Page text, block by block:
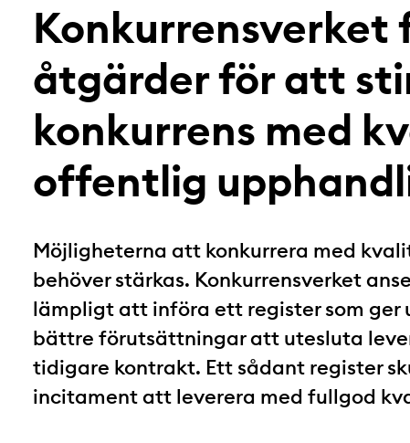
Konkurrensverket
åtgärder för att
konkurrens med
offentlig
Möjligheterna att konkurrera med
behöver stärkas. Konkurrensverket
lämpligt att införa ett register som ger
bättre förutsättningar att utesluta
tidigare kontrakt. Ett sådant register
incitament att leverera med fullgod